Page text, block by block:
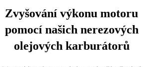
Zvyšování výkonu motoru
pomocí našich nerezových
olejových karburátorů